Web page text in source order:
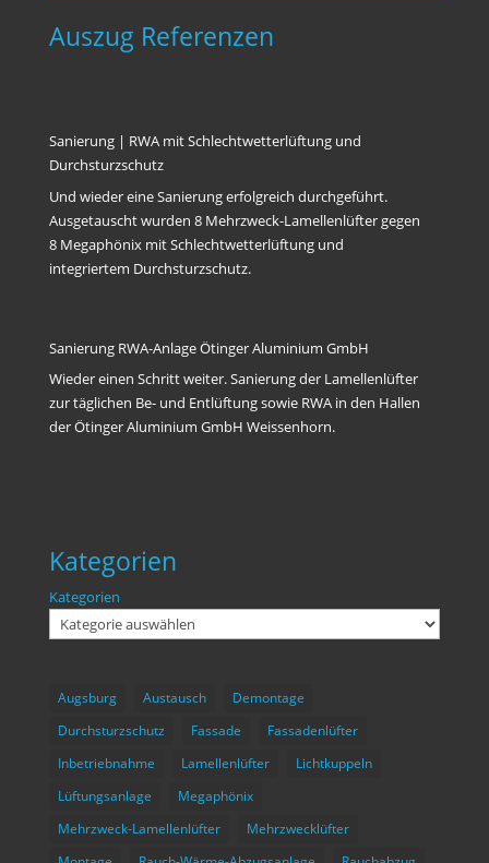
Auszug Referenzen
Sanierung | RWA mit Schlechtwetterlüftung und
Durchsturzschutz
Und wieder eine Sanierung erfolgreich durchgeführt.
Ausgetauscht wurden 8 Mehrzweck-Lamellenlüfter gegen
8 Megaphönix mit Schlechtwetterlüftung und
integriertem Durchsturzschutz.
Sanierung RWA-Anlage Ötinger Aluminium GmbH
Wieder einen Schritt weiter. Sanierung der Lamellenlüfter
zur täglichen Be- und Entlüftung sowie RWA in den Hallen
der Ötinger Aluminium GmbH Weissenhorn.
Kategorien
Kategorien
Augsburg Austausch
Demontage
Durchsturzschutz
Fassade
Fassadenlüfter
Inbetriebnahme
Lamellenlüfter
Lichtkuppeln
Lüftungsanlage
Megaphönix
Mehrzweck-Lamellenlüfter
Mehrzwecklüfter